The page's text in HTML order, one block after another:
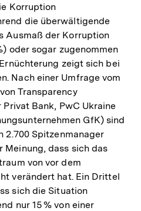
Korruption
die überwältigende
Ausmaß der Korruption
oder sogar zugenommen
zeigt sich bei
Nach einer Umfrage vom
Transparency
Bank, PwC Ukraine
GfK) sind
Spitzenmanager
Meinung, dass sich das
von vor dem
verändert hat. Ein Drittel
sich die Situation
nur 15 % von einer